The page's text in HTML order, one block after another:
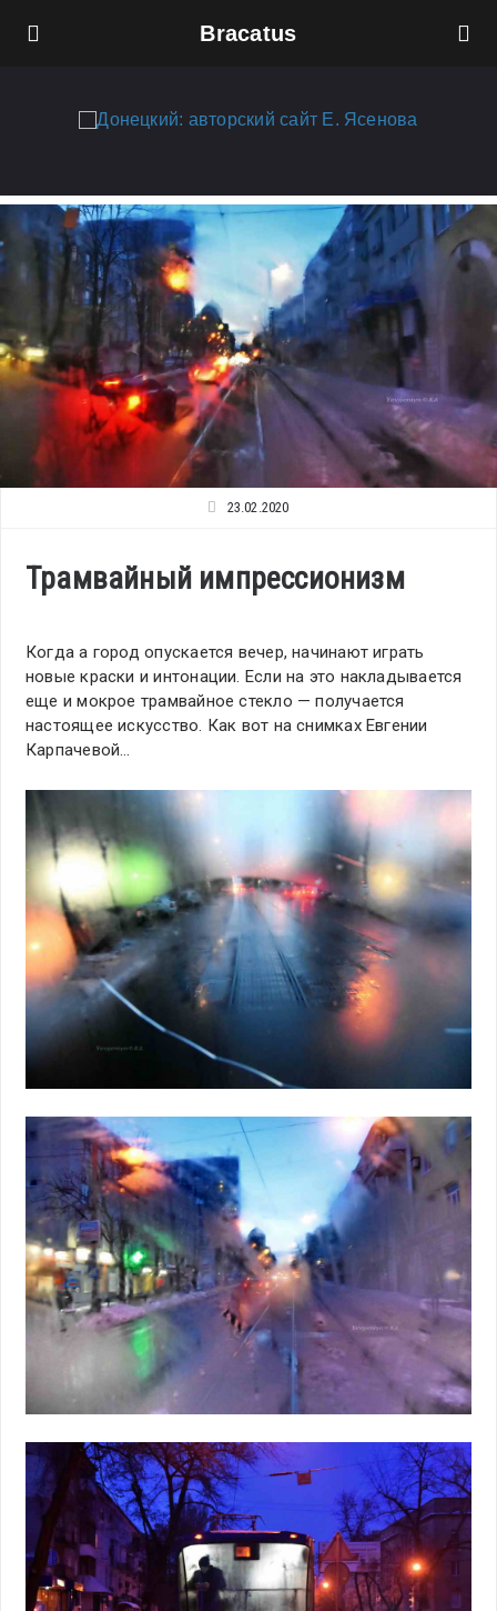
Bracatus
23.02.2020
Трамвайный импрессионизм
Когда а город опускается вечер, начинают играть
новые краски и интонации. Если на это накладывается
еще и мокрое трамвайное стекло — получается
настоящее искусство. Как вот на снимках Евгении
Карпачевой…